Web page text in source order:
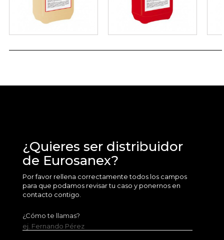
¿Quieres ser distribuidor
de Eurosanex?
Por favor rellena correctamente todos los campos
para que podamos revisar tu caso y ponernos en
contacto contigo.
¿Cómo te llamas?
ej. Fernando Pérez